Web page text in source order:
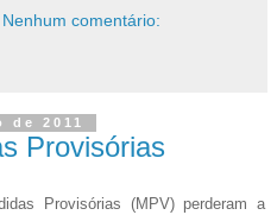
Nenhum comentário:
de 2011
Provisórias
Provisórias (MPV) perderam a